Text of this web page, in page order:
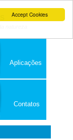
Accept Cookies
Aplicações
Contatos